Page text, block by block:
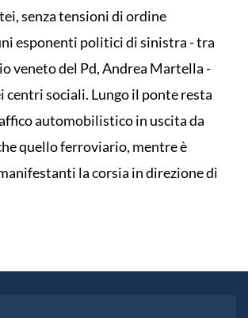
senza tensioni di ordine
esponenti politici di sinistra - tra
veneto del Pd, Andrea Martella -
centri sociali. Lungo il ponte resta
automobilistico in uscita da
quello ferroviario, mentre è
la corsia in direzione di